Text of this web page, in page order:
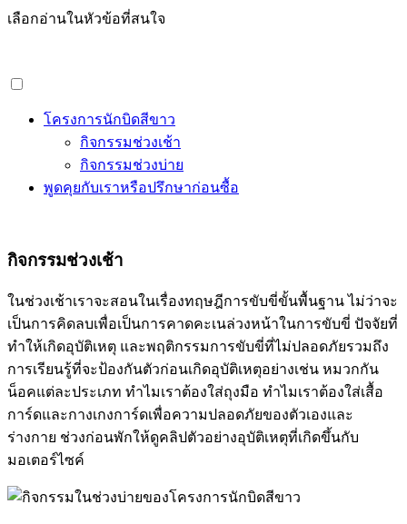
เลือกอ่านในหัวข้อที่สนใจ
โครงการนักบิดสีขาว
กิจกรรมช่วงเช้า
กิจกรรมช่วงบ่าย
พูดคุยกับเราหรือปรึกษาก่อนซื้อ
กิจกรรมช่วงเช้า
ในช่วงเช้าเราจะสอนในเรื่องทฤษฎีการขับขี่ขั้นพื้นฐาน ไม่ว่าจะ
เป็นการคิดลบเพื่อเป็นการคาดคะเนล่วงหน้าในการขับขี่ ปัจจัยที่
ทำให้เกิดอุบัติเหตุ และพฤติกรรมการขับขี่ที่ไม่ปลอดภัยรวมถึง
การเรียนรู้ที่จะป้องกันตัวก่อนเกิดอุบัติเหตุอย่างเช่น หมวกกัน
น็อคแต่ละประเภท ทำไมเราต้องใส่ถุงมือ ทำไมเราต้องใส่เสื้อ
การ์ดและกางเกงการ์ดเพื่อความปลอดภัยของตัวเองและ
ร่างกาย ช่วงก่อนพักให้ดูคลิปตัวอย่างอุบัติเหตุที่เกิดขึ้นกับ
มอเตอร์ไซค์